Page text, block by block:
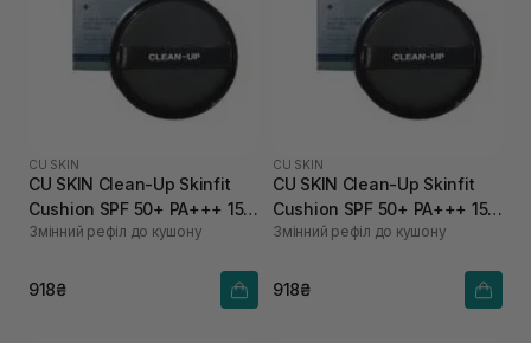
CU SKIN
CU SKIN Clean-Up Skinfit
Cushion SPF 50+ PA+++ 15 г
23 тон
Змінний рефіл до кушону
918₴
CU SKIN
CU SKIN Clean-Up Skinfit
Cushion SPF 50+ PA+++ 15 г
21 тон
Змінний рефіл до кушону
918₴